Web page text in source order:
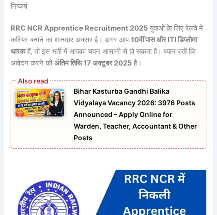
निष्कर्ष
RRC NCR Apprentice Recruitment 2025 युवाओं के लिए रेलवे में
करियर बनाने का शानदार अवसर है। अगर आप10वीं पास और ITI डिप्लोमा
धारकहैं, तो इस भर्ती में आपका चयन आसानी से हो सकता है। ध्यान रखें कि
आवेदन करने कीअंतिम तिथि 17 अक्टूबर 2025 है।
Bihar Kasturba Gandhi Balika
Vidyalaya Vacancy 2026: 3976 Posts
Announced – Apply Online for
Warden, Teacher, Accountant & Other
Posts